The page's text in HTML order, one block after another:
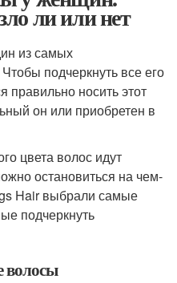
ли или нет
из самых
подчеркнуть все его
правильно носить этот
он или приобретен в
цвета волос идут
остановиться на чем-
Hair выбрали самые
подчеркнуть
волосы